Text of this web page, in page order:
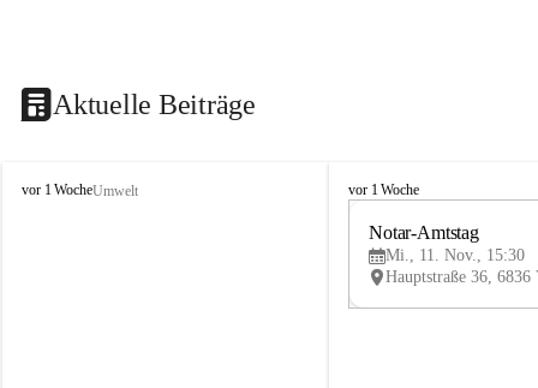
Aktuelle Beiträge
V
vor 1 WocheUmwelt
V
vor 1 Woche
Notar-Amtstag
Mi., 11. Nov., 15:30